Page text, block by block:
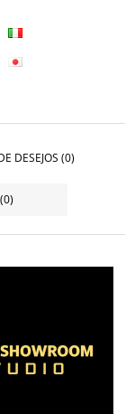
DESEJOS (0)
(0)